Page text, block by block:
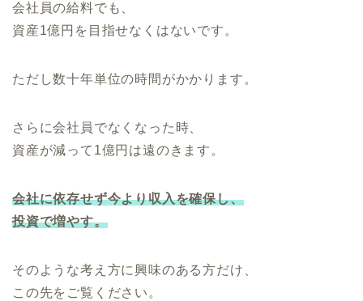
会社員の給料でも、
資産1億円を目指せなくはないです。
ただし数十年単位の時間がかかります。
さらに会社員でなくなった時、
資産が減って1億円は遠のきます。
会社に依存せず今より収入を確保し、
投資で増やす。
そのような考え方に興味のある方だけ、
この先をご覧ください。